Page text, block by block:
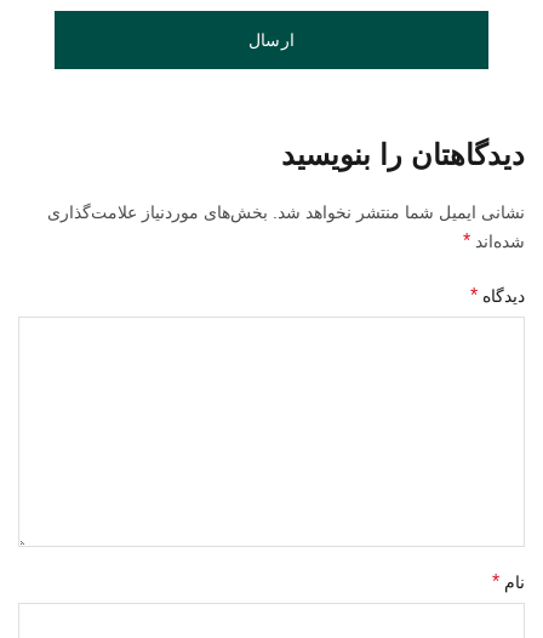
(Required)
دیدگاهتان را بنویسید
نشانی ایمیل شما منتشر نخواهد شد.
بخش‌های موردنیاز علامت‌گذاری
شده‌اند *
دیدگاه *
نام *